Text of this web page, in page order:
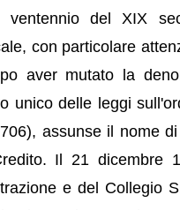
ventennio del XIX
con particolare
aver mutato la
unico delle leggi
assunse il nome
Il 21 dicembre
e del Collegio